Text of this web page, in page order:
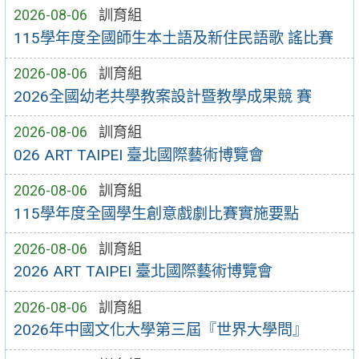
2026-08-06 訓育組
115學年度全國師生本土語及新住民語歌 謠比賽
2026-08-06 訓育組
2026全國幼老共學教案設計暨教學成果競 賽
2026-08-06 訓育組
026 ART TAIPEI 臺北國際藝術博覽會
2026-08-06 訓育組
115學年度全國學生創意戲劇比賽實施要點
2026-08-06 訓育組
2026 ART TAIPEI 臺北國際藝術博覽會
2026-08-06 訓育組
2026年中國文化大學第三屆『世界大學問』